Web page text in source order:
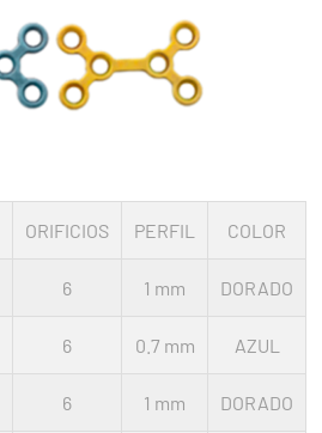
ORIFICIOS PERFIL COLOR
6 1 mm DORADO
6 0.7 mm AZUL
6 1 mm DORADO